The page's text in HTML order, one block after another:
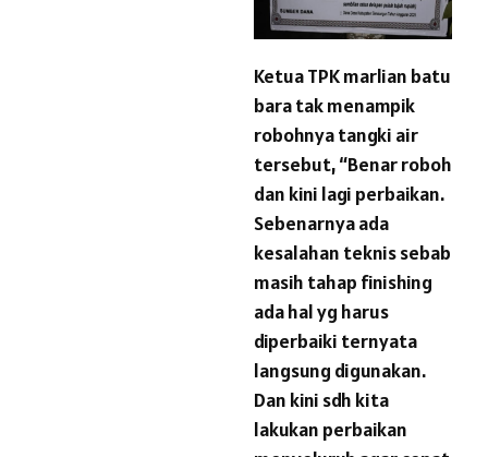
Ketua TPK marlian batu
bara tak menampik
robohnya tangki air
tersebut, “Benar roboh
dan kini lagi perbaikan.
Sebenarnya ada
kesalahan teknis sebab
masih tahap finishing
ada hal yg harus
diperbaiki ternyata
langsung digunakan.
Dan kini sdh kita
lakukan perbaikan